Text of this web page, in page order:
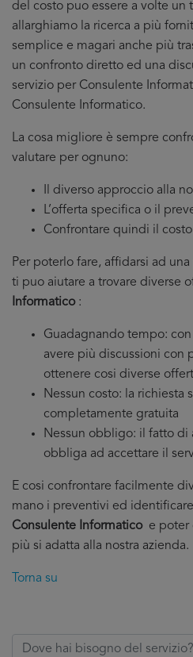
del costo puo essere a volte un
allarghiamo la ricerca a più
semplice e magari anche più
un confronto diretto ed una
servizio per Consulente
Consulente Informatico.
La cosa migliore è sempre
valutare per ognuno:
Il diverso approccio alla
L’offerta specifica o il
Confrontare quindi il costo
Per poterlo fare, affidarsi ad
ti puo aiutare a trovare diverse
Informatico :
Guadagnando tempo:
avere più discussioni con
ottenere cosi diverse
Nessun costo: la richiesta
completamente gratuita
Nessun obbligo: il fatto di
obbliga ad accettare il
E cosi confrontare facilmente
mano i preventivi ed
Consulente Informatico e poter
più si adatta alla nostra azienda.
Torna su